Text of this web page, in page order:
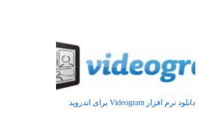
دانلود نرم افزار Videogram برای اندروید